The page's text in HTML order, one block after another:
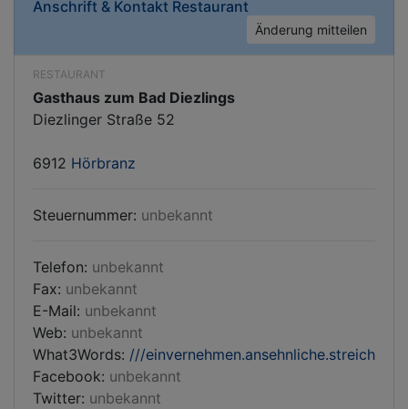
Anschrift & Kontakt Restaurant
Änderung mitteilen
RESTAURANT
Gasthaus zum Bad Diezlings
Diezlinger Straße 52
6912 Hörbranz
Steuernummer: unbekannt
Telefon: unbekannt
Fax: unbekannt
E-Mail: unbekannt
Web: unbekannt
What3Words: ///einvernehmen.ansehnliche.streich
Facebook: unbekannt
Twitter: unbekannt